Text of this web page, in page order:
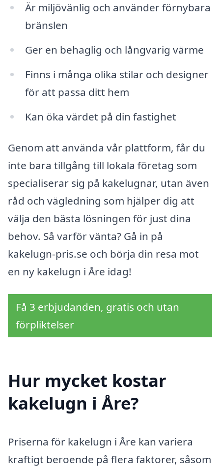
Är miljövänlig och använder förnybara
bränslen
Ger en behaglig och långvarig värme
Finns i många olika stilar och designer
för att passa ditt hem
Kan öka värdet på din fastighet
Genom att använda vår plattform, får du
inte bara tillgång till lokala företag som
specialiserar sig på kakelugnar, utan även
råd och vägledning som hjälper dig att
välja den bästa lösningen för just dina
behov. Så varför vänta? Gå in på
kakelugn-pris.se och börja din resa mot
en ny kakelugn i Åre idag!
Få 3 erbjudanden, gratis och utan
förpliktelser
Hur mycket kostar
kakelugn i Åre?
Priserna för kakelugn i Åre kan variera
kraftigt beroende på flera faktorer, såsom